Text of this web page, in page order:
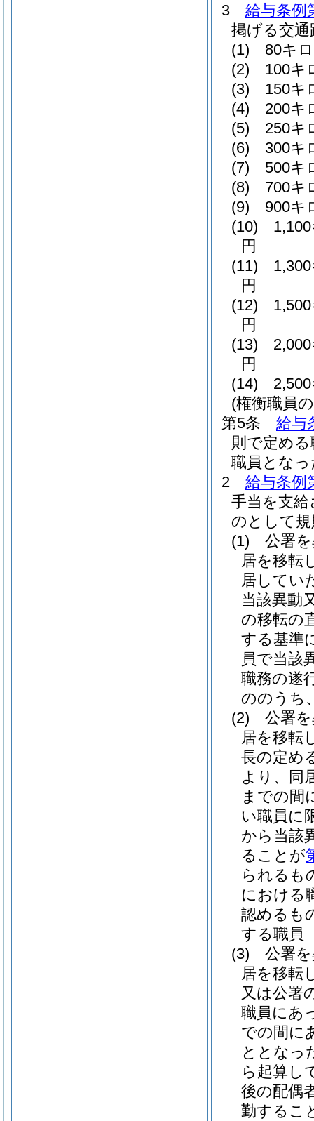
3
給与条例
掲げる交
(1)
80キ
(2)
100キ
(3)
150キ
(4)
200キ
(5)
250キ
(6)
300キ
(7)
500キ
(8)
700キ
(9)
900キ
(10)
円
(11)
円
(12)
円
(13)
円
(14)
(権衡職員
第5条
給与
則で定め
職員とな
2
給与条例
手当を支
のとして
(1)
公署
居を移転
居してい
当該異動
の移転の
する基準
員で当該
職務の遂
ののうち
(2)
公署
居を移転
長の定め
より、同
までの間
い職員に
から当該
ることが
られるも
における
認めるも
する職員
(3)
公署
居を移転
又は公署
職員にあ
での間に
ととなっ
ら起算し
後の配偶
勤するこ